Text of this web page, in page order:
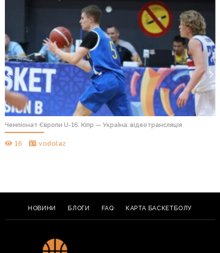
Чемпіонат Європи U-16. Кіпр — Україна: відеотрансляція
16 vodolaz
НОВИНИ БЛОГИ FAQ КАРТА БАСКЕТБОЛУ